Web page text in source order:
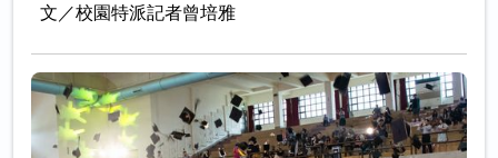
文／校園特派記者曾培雅